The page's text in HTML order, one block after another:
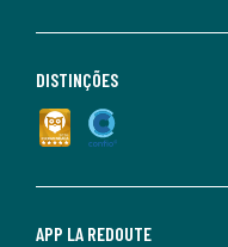
APP LA REDOUTE
DISTINÇÕES